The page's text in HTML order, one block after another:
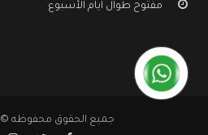
مفتوح طوال ايام الأسبوع
جميع الحقوق محفوظه ©